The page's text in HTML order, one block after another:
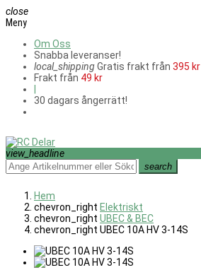
close
Meny
Om Oss
Snabba leveranser!
local_shippingGratis frakt från 395 kr
Frakt från 49 kr
30 dagars ångerrätt!
view_headline
search
Hem
chevron_right Elektriskt
chevron_right UBEC & BEC
chevron_right UBEC 10A HV 3-14S